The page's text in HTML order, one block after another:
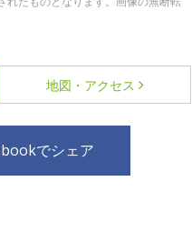
地図・アクセス
でシェア